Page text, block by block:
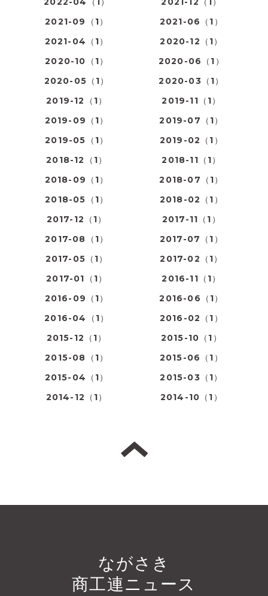
2021-09（1）
2021-06（1）
2021-04（1）
2020-12（1）
2020-10（1）
2020-06（1）
2020-05（1）
2020-03（1）
2019-12（1）
2019-11（1）
2019-09（1）
2019-07（1）
2019-05（1）
2019-02（1）
2018-12（1）
2018-11（1）
2018-09（1）
2018-07（1）
2018-05（1）
2018-02（1）
2017-12（1）
2017-11（1）
2017-08（1）
2017-07（1）
2017-05（1）
2017-02（1）
2017-01（1）
2016-11（1）
2016-09（1）
2016-06（1）
2016-04（1）
2016-02（1）
2015-12（1）
2015-10（1）
2015-08（1）
2015-06（1）
2015-04（1）
2015-03（1）
2014-12（1）
2014-10（1）
ながさき
商工連ニュース